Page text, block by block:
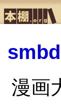
smbd
漫画